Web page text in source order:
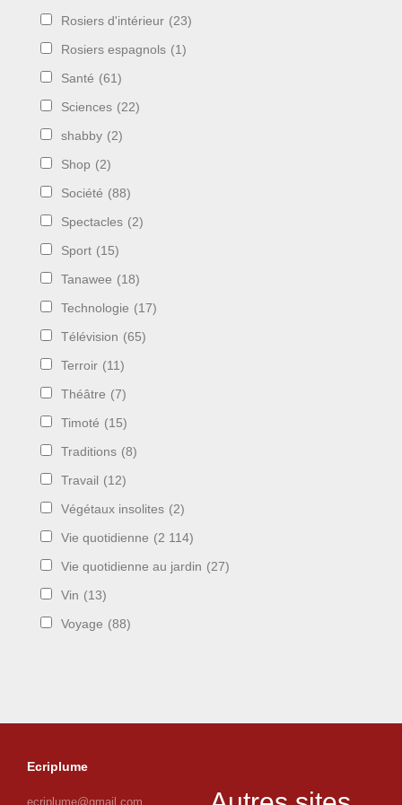
Rosiers d'intérieur (23)
Rosiers espagnols (1)
Santé (61)
Sciences (22)
shabby (2)
Shop (2)
Société (88)
Spectacles (2)
Sport (15)
Tanawee (18)
Technologie (17)
Télévision (65)
Terroir (11)
Théâtre (7)
Timoté (15)
Traditions (8)
Travail (12)
Végétaux insolites (2)
Vie quotidienne (2 114)
Vie quotidienne au jardin (27)
Vin (13)
Voyage (88)
Ecriplume
ecriplume@gmail.com